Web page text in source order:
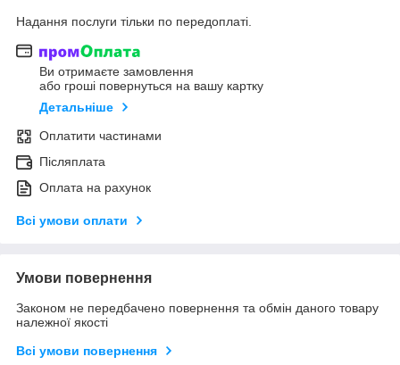
Надання послуги тільки по передоплаті.
Ви отримаєте замовлення
або гроші повернуться на вашу картку
Детальніше
Оплатити частинами
Післяплата
Оплата на рахунок
Всі умови оплати
Умови повернення
Законом не передбачено повернення та обмін даного товару
належної якості
Всі умови повернення